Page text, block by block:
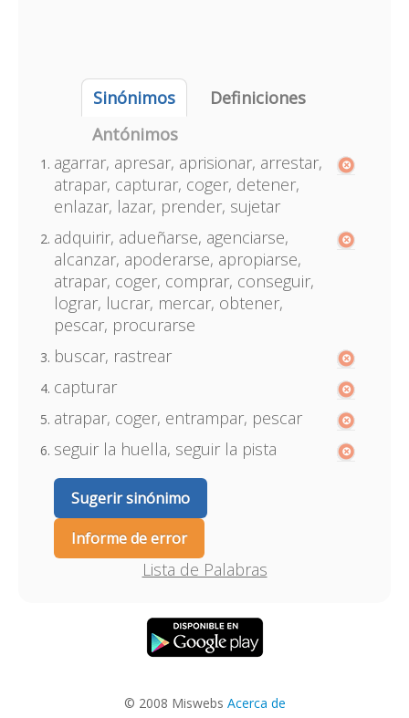
Sinónimos
Definiciones
Antónimos
agarrar, apresar, aprisionar, arrestar,
atrapar, capturar, coger, detener,
enlazar, lazar, prender, sujetar
adquirir, adueñarse, agenciarse,
alcanzar, apoderarse, apropiarse,
atrapar, coger, comprar, conseguir,
lograr, lucrar, mercar, obtener,
pescar, procurarse
buscar, rastrear
capturar
atrapar, coger, entrampar, pescar
seguir la huella, seguir la pista
Sugerir sinónimo
Informe de error
Lista de Palabras
© 2008 Miswebs Acerca de